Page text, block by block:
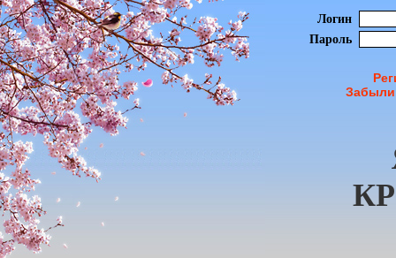
Логин
Пароль